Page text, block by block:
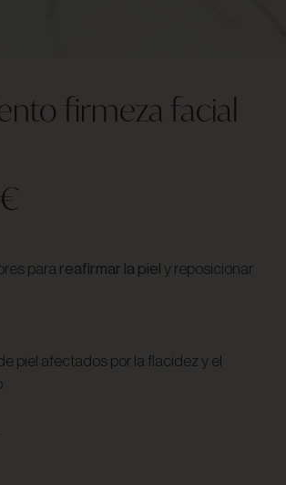
firmeza facial
€
para reafirmar la piel y reposicionar
piel afectados por la flacidez y el